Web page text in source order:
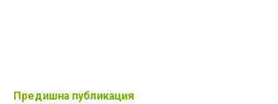
Предишна публикация